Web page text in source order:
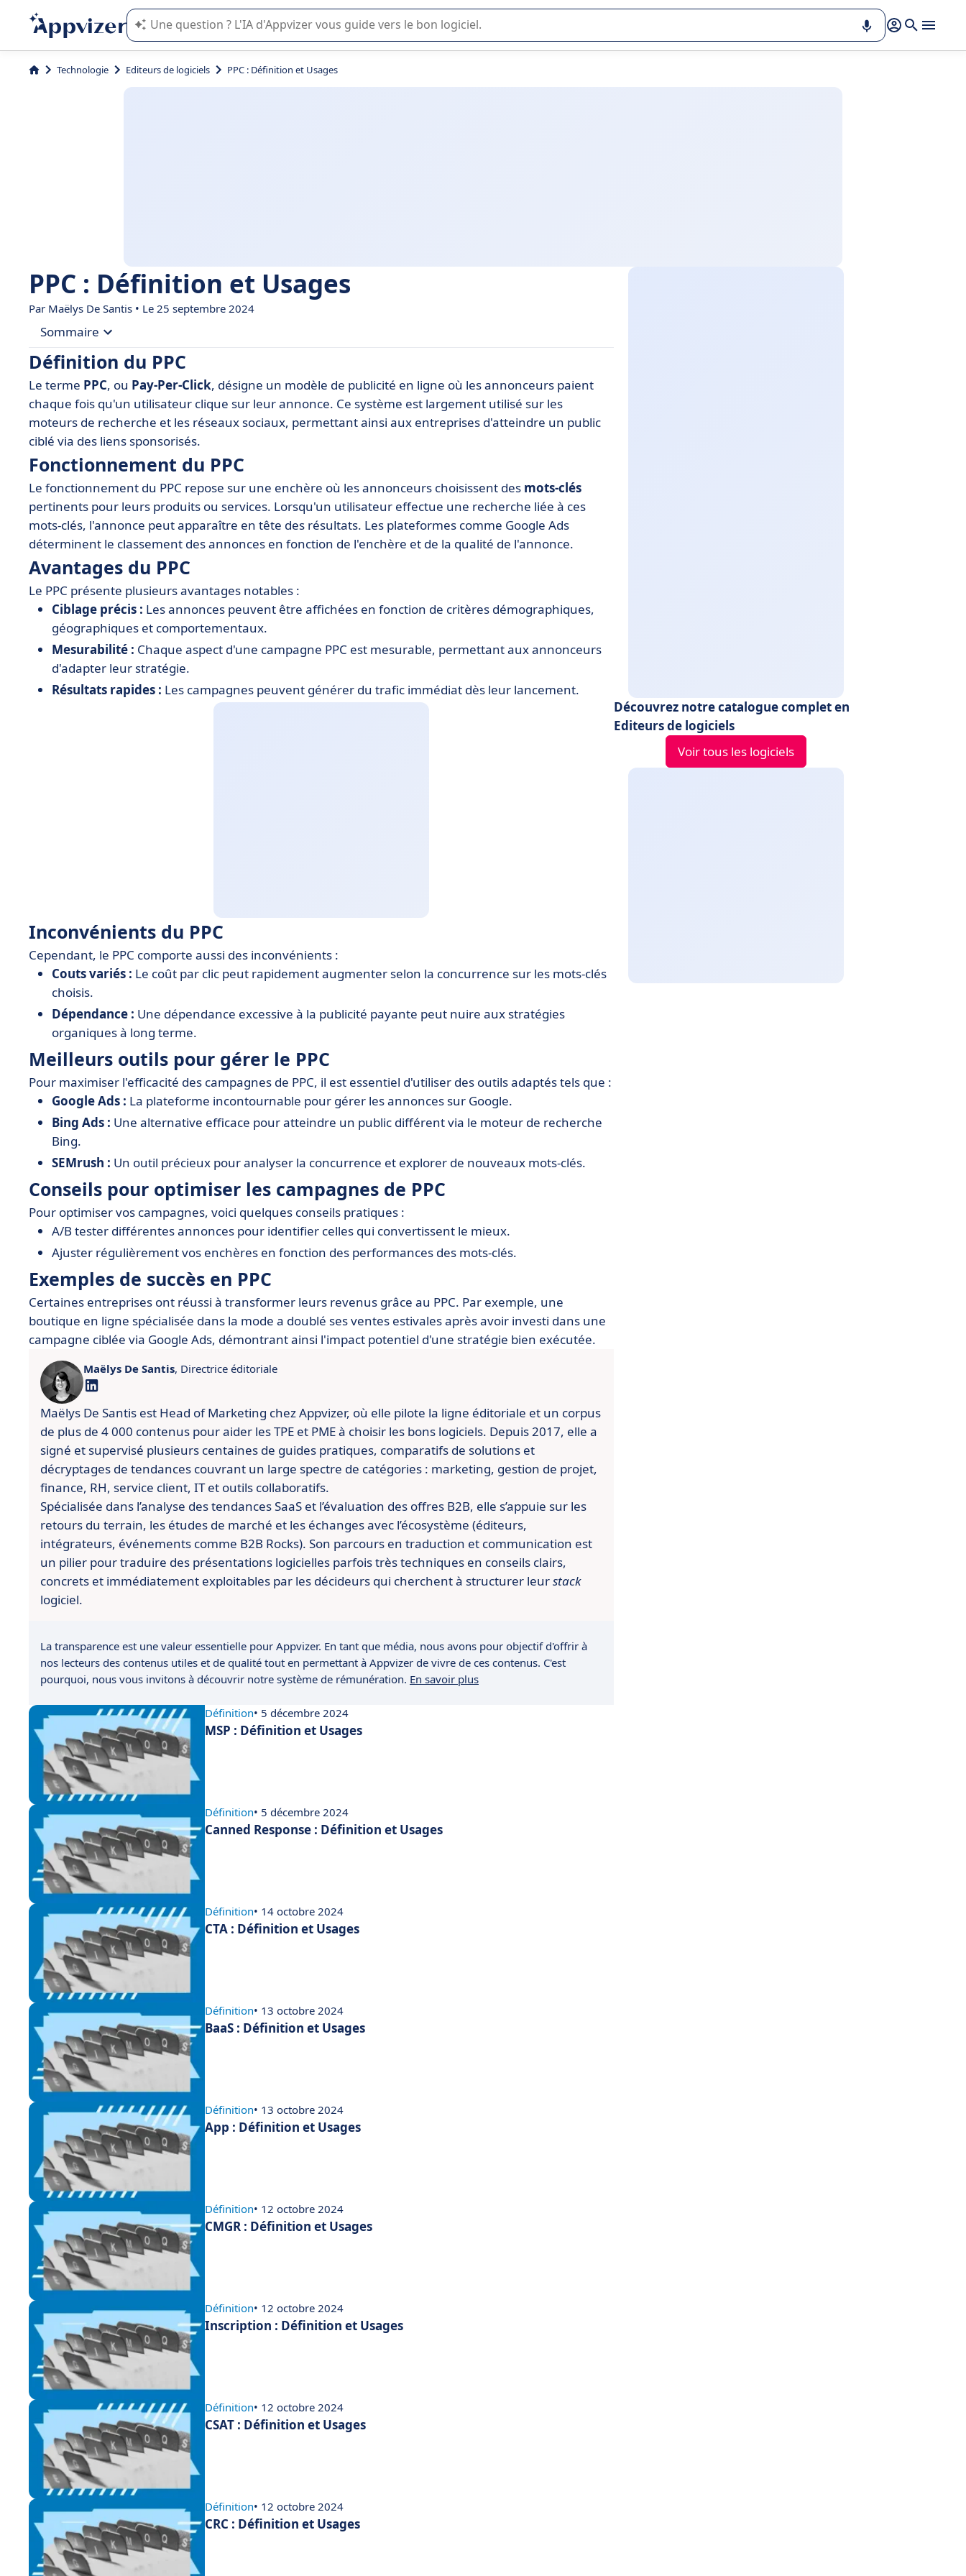
L'IA de Appvizer vous guide dans l'utilisation ou la sélection de logiciel SaaS en entreprise.
Technologie Editeurs de logiciels PPC : Définition et Usages
PPC : Définition et Usages
Par Maëlys De Santis • Le 25 septembre 2024
Sommaire
• Définition du PPC
• Fonctionnement du PPC
• Avantages du PPC
• Inconvénients du PPC
• Meilleurs outils pour gérer le PPC
• Conseils pour optimiser les campagnes de PPC
• Exemples de succès en PPC
Définition du PPC
Le terme PPC, ou Pay-Per-Click, désigne un modèle de publicité en ligne où les annonceurs paient
chaque fois qu'un utilisateur clique sur leur annonce. Ce système est largement utilisé sur les
moteurs de recherche et les réseaux sociaux, permettant ainsi aux entreprises d'atteindre un public
ciblé via des liens sponsorisés.
Fonctionnement du PPC
Le fonctionnement du PPC repose sur une enchère où les annonceurs choisissent des mots-clés
pertinents pour leurs produits ou services. Lorsqu'un utilisateur effectue une recherche liée à ces
mots-clés, l'annonce peut apparaître en tête des résultats. Les plateformes comme Google Ads
déterminent le classement des annonces en fonction de l'enchère et de la qualité de l'annonce.
Avantages du PPC
Le PPC présente plusieurs avantages notables :
Ciblage précis : Les annonces peuvent être affichées en fonction de critères démographiques,
géographiques et comportementaux.
Mesurabilité : Chaque aspect d'une campagne PPC est mesurable, permettant aux annonceurs
d'adapter leur stratégie.
Résultats rapides : Les campagnes peuvent générer du trafic immédiat dès leur lancement.
Inconvénients du PPC
Cependant, le PPC comporte aussi des inconvénients :
Couts variés : Le coût par clic peut rapidement augmenter selon la concurrence sur les mots-clés
choisis.
Dépendance : Une dépendance excessive à la publicité payante peut nuire aux stratégies
organiques à long terme.
Meilleurs outils pour gérer le PPC
Pour maximiser l'efficacité des campagnes de PPC, il est essentiel d'utiliser des outils adaptés tels que :
Google Ads : La plateforme incontournable pour gérer les annonces sur Google.
Bing Ads : Une alternative efficace pour atteindre un public différent via le moteur de recherche
Bing.
SEMrush : Un outil précieux pour analyser la concurrence et explorer de nouveaux mots-clés.
Conseils pour optimiser les campagnes de PPC
Pour optimiser vos campagnes, voici quelques conseils pratiques :
A/B tester différentes annonces pour identifier celles qui convertissent le mieux.
Ajuster régulièrement vos enchères en fonction des performances des mots-clés.
Exemples de succès en PPC
Certaines entreprises ont réussi à transformer leurs revenus grâce au PPC. Par exemple, une
boutique en ligne spécialisée dans la mode a doublé ses ventes estivales après avoir investi dans une
campagne ciblée via Google Ads, démontrant ainsi l'impact potentiel d'une stratégie bien exécutée.
Maëlys De Santis, Directrice éditoriale
Maëlys De Santis est Head of Marketing chez Appvizer, où elle pilote la ligne éditoriale et un corpus
de plus de 4 000 contenus pour aider les TPE et PME à choisir les bons logiciels. Depuis 2017, elle a
signé et supervisé plusieurs centaines de guides pratiques, comparatifs de solutions et
décryptages de tendances couvrant un large spectre de catégories : marketing, gestion de projet,
finance, RH, service client, IT et outils collaboratifs.
Spécialisée dans l’analyse des tendances SaaS et l’évaluation des offres B2B, elle s’appuie sur les
retours du terrain, les études de marché et les échanges avec l’écosystème (éditeurs,
intégrateurs, événements comme B2B Rocks). Son parcours en traduction et communication est
un pilier pour traduire des présentations logicielles parfois très techniques en conseils clairs,
concrets et immédiatement exploitables par les décideurs qui cherchent à structurer leurstack
logiciel.
La transparence est une valeur essentielle pour Appvizer. En tant que média, nous avons pour objectif d'offrir à
nos lecteurs des contenus utiles et de qualité tout en permettant à Appvizer de vivre de ces contenus. C'est
pourquoi, nous vous invitons à découvrir notre système de rémunération. En savoir plus
Découvrez notre catalogue complet en
Editeurs de logiciels
Voir tous les logiciels
Définition• 5 décembre 2024
MSP : Définition et Usages
Définition• 5 décembre 2024
Canned Response : Définition et Usages
Définition• 14 octobre 2024
CTA : Définition et Usages
Définition• 13 octobre 2024
BaaS : Définition et Usages
Définition• 13 octobre 2024
App : Définition et Usages
Définition• 12 octobre 2024
CMGR : Définition et Usages
Définition• 12 octobre 2024
Inscription : Définition et Usages
Définition• 12 octobre 2024
CSAT : Définition et Usages
Définition• 12 octobre 2024
CRC : Définition et Usages